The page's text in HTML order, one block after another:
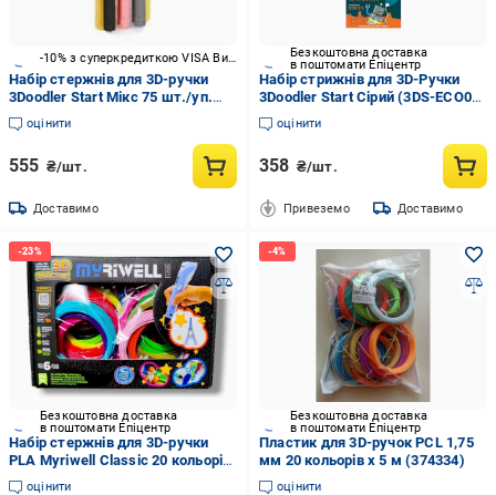
-10% з суперкредиткою VISA Вигода
Набір стержнів для 3D-ручки
3Doodler Start Мікс 75 шт./уп.
3DS-ECO-MIX3-75
оцінити
555 ₴/шт.
Доставимо
Безкоштовна доставка
в поштомати Епіцентр
Набір стрижнів для 3D-Ручки
3Doodler Start Сірий (3DS-ECO08-
GREY-24-ks)
оцінити
358 ₴/шт.
Привеземо Доставимо
Безкоштовна доставка
в поштомати Епіцентр
Набір стержнів для 3D-ручки
PLA Myriwell Classic 20 кольорів
по 5 м 1,75 мм (2073345195203)
оцінити
Безкоштовна доставка
в поштомати Епіцентр
Пластик для 3D-ручок PCL 1,75
мм 20 кольорів х 5 м (374334)
оцінити